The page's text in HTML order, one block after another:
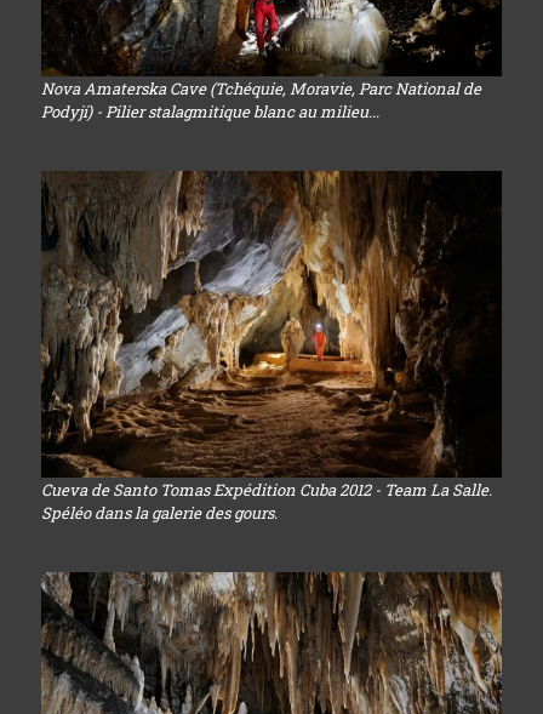
Nova Amaterska Cave (Tchéquie, Moravie, Parc National de
Podyjí) - Pilier stalagmitique blanc au milieu...
Cueva de Santo Tomas Expédition Cuba 2012 - Team La Salle.
Spéléo dans la galerie des gours.